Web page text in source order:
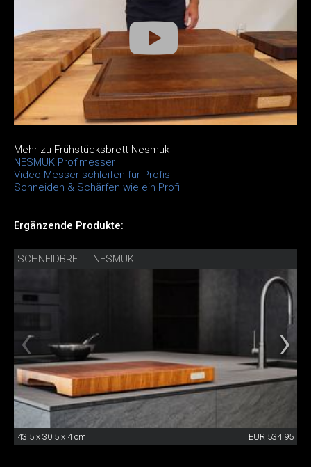
Mehr zu Frühstücksbrett Nesmuk
NESMUK Profimesser
Video Messer schleifen für Profis
Schneiden & Schärfen wie ein Profi
Ergänzende Produkte:
SCHNEIDBRETT NESMUK
43.5 x 30.5 x 4 cm EUR 534.95